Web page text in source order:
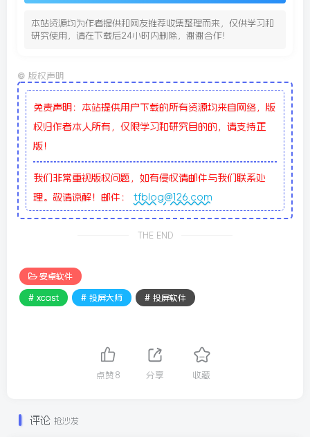
本站资源均为作者提供和网友推荐收集整理而来，仅供学习和
研究使用，请在下载后24小时内删除，谢谢合作!
© 版权声明
免责声明：本站提供用户下载的所有资源均来自网络，版
权归作者本人所有，仅限学习和研究目的的，请支持正
版！
我们非常重视版权问题，如有侵权请邮件与我们联系处
理。敬请谅解！邮件： tfblog@126.com
THE END
安卓软件
# xcast # 投屏大师 # 投屏软件
点赞 8 分享 收藏
评论 抢沙发